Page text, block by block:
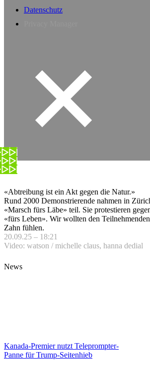
Datenschutz
«Abtreibung ist ein Akt gegen die Natur.»
Rund 2000 Demonstrierende nahmen in
«Marsch fürs Läbe» teil. Sie protestieren
«fürs Leben». Wir wollten den
Zahn fühlen.
20.09.25 – 18:21
Video: watson / michelle claus, hanna dedial
News
Kanada-Premier nutzt Teleprompter-
Panne für Trump-Seitenhieb